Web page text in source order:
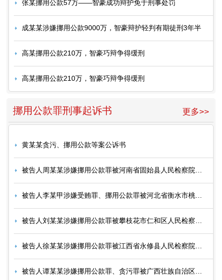
张某挪用公款57万——智豪成功辩护免于刑事处罚
成某某涉嫌挪用公款9000万，智豪辩护轻判有期徒刑3年半
高某挪用公款210万，智豪巧辩争得缓刑
高某挪用公款210万，智豪巧辩争得缓刑
更多>>
挪用公款罪刑事起诉书
黄某某贪污、挪用公款等案公诉书